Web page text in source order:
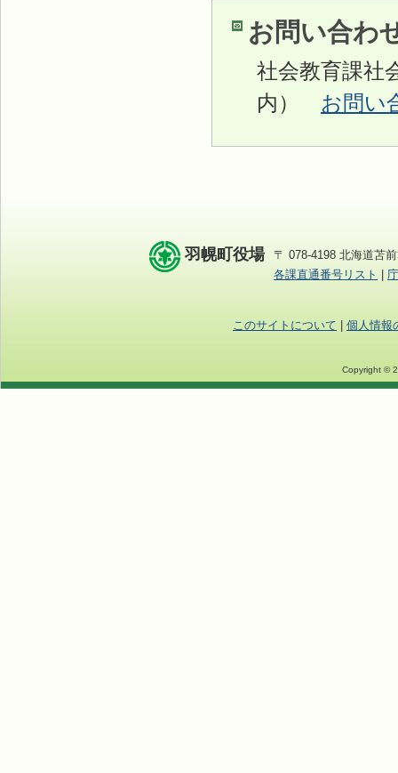
お問い合わ
社会教育課社
内） お問い
羽幌町役場
〒 078-4198 北海道苫
各課直通番号リスト
このサイトについて 個人情報
Copyright ©